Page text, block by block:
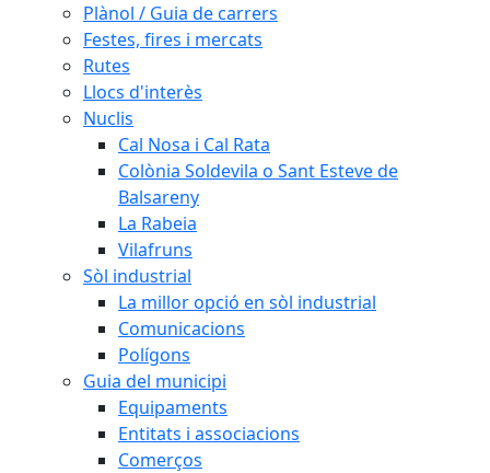
Plànol / Guia de carrers
Festes, fires i mercats
Rutes
Llocs d'interès
Nuclis
Cal Nosa i Cal Rata
Colònia Soldevila o Sant Esteve de
Balsareny
La Rabeia
Vilafruns
Sòl industrial
La millor opció en sòl industrial
Comunicacions
Polígons
Guia del municipi
Equipaments
Entitats i associacions
Comerços